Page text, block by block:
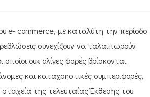
e- commerce, με καταλύτη την περίοδο
συνεχίζουν να ταλαιπωρούν
ουκ ολίγες φορές βρίσκονται
και καταχρηστικές συμπεριφορές,
της τελευταίας Έκθεσης του